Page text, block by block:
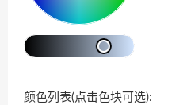
颜色列表(点击色块可选):